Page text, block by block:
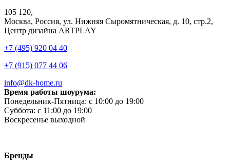
105 120,
Москва, Россия, ул. Нижняя Сыромятническая, д. 10, стр.2,
Центр дизайна ARTPLAY
+7 (495) 920 04 40
+7 (915) 077 44 06
info@dk-home.ru
Время работы шоурума:
Понедельник-Пятница: c 10:00 до 19:00
Суббота: c 11:00 до 19:00
Воскресенье выходной
Бренды